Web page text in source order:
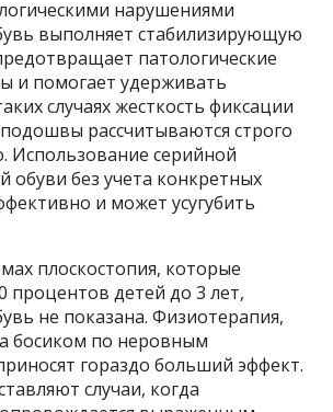
нарушениями
выполняет стабилизирующую
патологические
и помогает удерживать
случаях жесткость фиксации
рассчитываются строго
Использование серийной
обуви без учета конкретных
и может усугубить
плоскостопия, которые
процентов детей до 3 лет,
не показана. Физиотерапия,
босиком по неровным
гораздо больший эффект.
случаи, когда